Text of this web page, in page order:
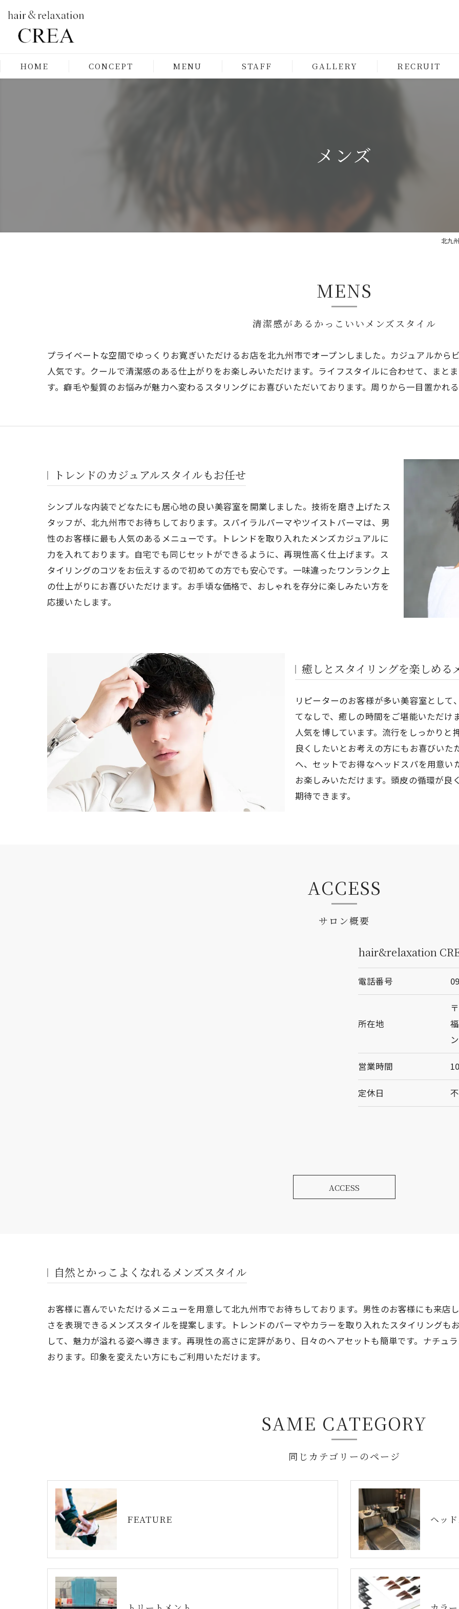
HOME CONCEPT MENU STAFF GALLERY RECRUIT
メンズ
北九
MENS
清潔感があるかっこいいメンズスタイル
プライベートな空間でゆっくりお寛ぎいただけるお店を北九州市でオープンしました。カジュアルから
人気です。クールで清潔感のある仕上がりをお楽しみいただけます。ライフスタイルに合わせて、まと
す。癖毛や髪質のお悩みが魅力へ変わるスタリングにお喜びいただいております。周りから一目置かれ
トレンドのカジュアルスタイルもお任せ
シンプルな内装でどなたにも居心地の良い美容室を開業しました。技術を磨き上げたス
タッフが、北九州市でお待ちしております。スパイラルパーマやツイストパーマは、男
性のお客様に最も人気のあるメニューです。トレンドを取り入れたメンズカジュアルに
力を入れております。自宅でも同じセットができるように、再現性高く仕上げます。ス
タイリングのコツをお伝えするので初めての方でも安心です。一味違ったワンランク上
の仕上がりにお喜びいただけます。お手頃な価格で、おしゃれを存分に楽しみたい方を
応援いたします。
癒しとスタイリングを楽しめる
リピーターのお客様が多い美容室とし
てなしで、癒しの時間をご堪能いただ
人気を博しています。流行をしっかりと
良くしたいとお考えの方にもお喜びい
へ、セットでお得なヘッドスパを用意
お楽しみいただけます。頭皮の循環が
期待できます。
サロン概要
ACCESS
hair&relaxation
電話番号
所在地
営業時間
定休日
ACCESS
自然とかっこよくなれるメンズスタイル
お客様に喜んでいただけるメニューを用意して北九州市でお待ちしております。男性のお客様にも来店
さを表現できるメンズスタイルを提案します。トレンドのパーマやカラーを取り入れたスタイリングも
して、魅力が溢れる姿へ導きます。再現性の高さに定評があり、日々のヘアセットも簡単です。ナチュ
おります。印象を変えたい方にもご利用いただけます。
同じカテゴリーのページ
SAME CATEGORY
FEATURE ヘッ